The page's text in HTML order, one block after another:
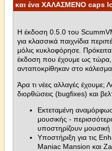
και ένα ΧΑΛΑΣΜΕΝΟ caps
Η έκδοση 0.5.0 του
για κλασσικά παιχνίδια
μόλις κυκλοφόρησε.
έκδοση που έχουμε ως
ανταποκρίθηκαν στο
Άρα τι νέες αλλαγές έχουμε;
διορθώσεις (bugfixes) και
Εκτεταμένη
μουσικής -
υποστηρίζουν μουσική
Υποστήριξη για τις
Maniac Mansion και